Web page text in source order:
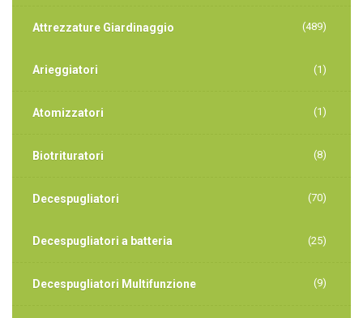
Attrezzature Giardinaggio (489)
Arieggiatori (1)
Atomizzatori (1)
Biotrituratori (8)
Decespugliatori (70)
Decespugliatori a batteria (25)
Decespugliatori Multifunzione (9)